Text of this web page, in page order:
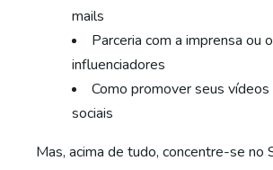
mails
Parceria com a imprensa ou
influenciadores
Como promover seus vídeos
sociais
Mas, acima de tudo, concentre-se no